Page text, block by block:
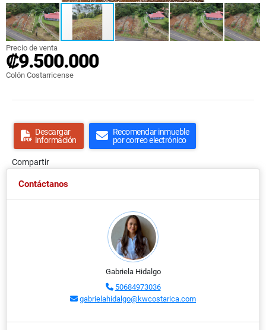
Precio de venta
₡9.500.000
Colón Costarricense
Descargar
información
Recomendar inmueble
por correo electrónico
Compartir
Contáctanos
Gabriela Hidalgo
50684973036
gabrielahidalgo@kwcostarica.com